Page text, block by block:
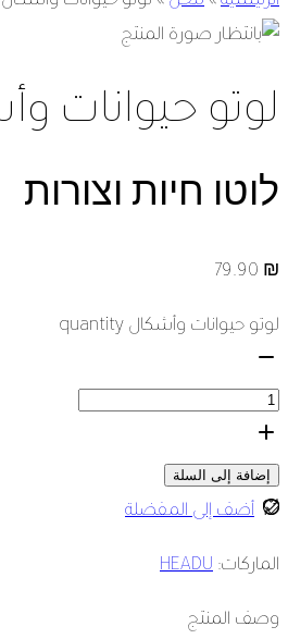
لوتو حيوانات
לוטו חיות וצורות
79.90 ₪
لوتو حيوانات وأشكال quantity
إضافة إلى السلة
أضف إلى المفضلة
الماركات: HEADU
وصف المنتج